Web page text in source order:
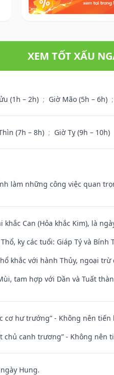
XEM TỐT XẤU
(1h – 2h) ; Giờ Mão (5h – 6h) ;
(7h – 8h) ; Giờ Tỵ (9h – 10h)
làm những công việc quan
khắc Can (Hỏa khắc Kim), là
kỵ các tuổi: Giáp Tý và Bính
khắc với hành Thủy, ngoại
tam hợp với Dần và Tuất
cơ hư trướng” - Không nên
chủ canh trương” - Không
Hung.